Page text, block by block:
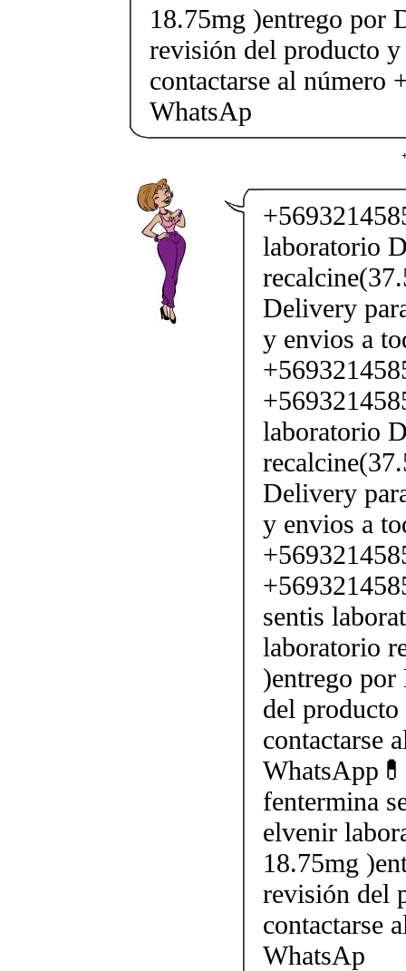
18.75mg )entrego por
revisión del producto
contactarse al número
WhatsAp
laboratorio
Delivery
y envios a
laboratorio
Delivery
y envios a
sentis
laboratorio
)entrego
del
contactarse
fentermina
elvenir
18.75mg
revisión del
contactarse
WhatsAp